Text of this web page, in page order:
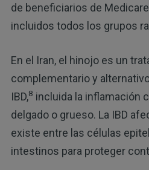
de beneficiarios de
incluidos todos los grupos
En el Iran, el hinojo es un
complementario y
IBD,8 incluida la inflamación
delgado o grueso. La IBD
existe entre las células
intestinos para proteger